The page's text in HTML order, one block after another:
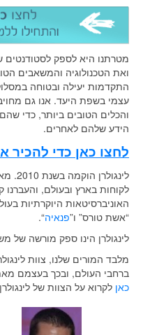
מטרתנו היא לספק לסטודנטים
ואת הטכנולוגיה והמשאבים
התקדמות יעילה ובטוחה
עצמי בשפת היעד. אנו גם
והכלים הטובים ביותר, כדי
הידע שלהם לאחרים.
לחצו כאן כדי להכיר
האוניברסיטאות היוקרתיות
“אשת טורס” ו”פנאיה“.
לינגולרן הינו ספק מורשה של משרד
מלבד המורים שלנו, צוות
ברחבי העולם, ובכך בעצמם
כאן לקרוא על הצוות של